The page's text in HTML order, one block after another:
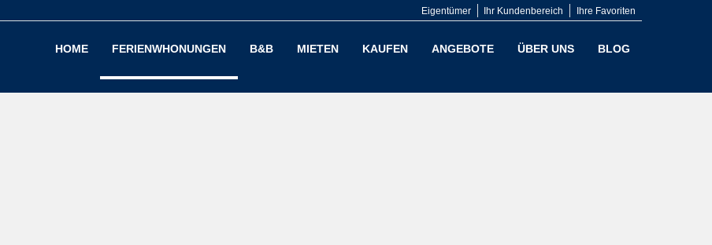
Ihre Favoriten
Ihr Kundenbereich
Eigentümer
HOME FERIENWHONUNGEN B&B MIETEN KAUFEN ANGEBOTE ÜBER UNS BLOG